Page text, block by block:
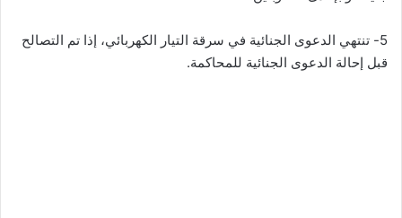
5- تنتهي الدعوى الجنائية في سرقة التيار الكهربائي، إذا تم التصالح
قبل إحالة الدعوى الجنائية للمحاكمة.